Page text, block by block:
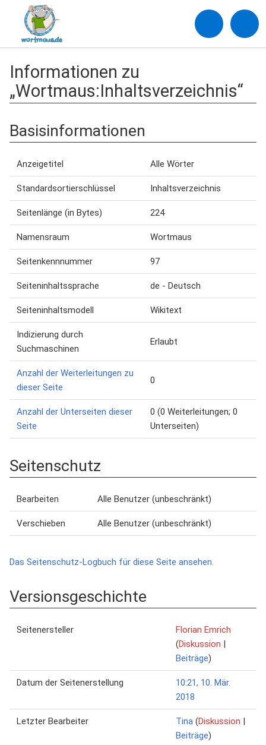
Informationen zu
„Wortmaus:Inhaltsverzeichnis“
Basisinformationen
Anzeigetitel Alle Wörter
Standardsortierschlüssel Inhaltsverzeichnis
Seitenlänge (in Bytes) 224
Namensraum Wortmaus
Seitenkennnummer 97
Seiteninhaltssprache de - Deutsch
Seiteninhaltsmodell Wikitext
Indizierung durch
Suchmaschinen
Erlaubt
Anzahl der Weiterleitungen zu
dieser Seite
0
Anzahl der Unterseiten dieser
Seite
0 (0 Weiterleitungen; 0
Unterseiten)
Seitenschutz
Bearbeiten Alle Benutzer (unbeschränkt)
Verschieben Alle Benutzer (unbeschränkt)
Das Seitenschutz-Logbuch für diese Seite ansehen.
Versionsgeschichte
Seitenersteller
Florian Emrich
(Diskussion |
Beiträge)
Datum der Seitenerstellung
10:21, 10. Mär.
2018
Letzter Bearbeiter Tina (Diskussion |
Beiträge)